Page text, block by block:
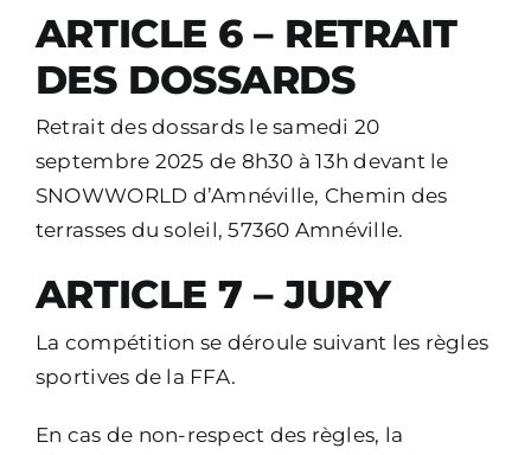
ARTICLE 6 – RETRAIT
DES DOSSARDS
Retrait des dossards le samedi 20
septembre 2025 de 8h30 à 13h devant le
SNOWWORLD d’Amnéville, Chemin des
terrasses du soleil, 57360 Amnéville.
ARTICLE 7 – JURY
La compétition se déroule suivant les règles
sportives de la FFA.
En cas de non-respect des règles, la